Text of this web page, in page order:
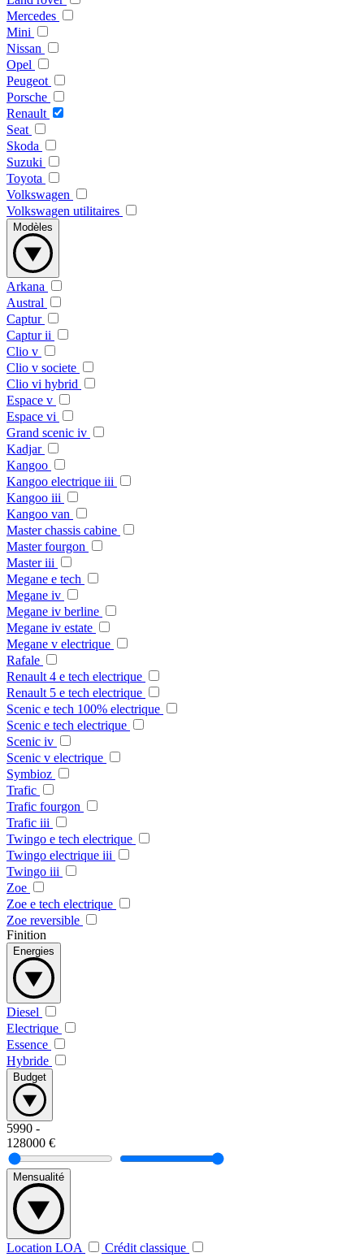
Mercedes
Mini
Nissan
Opel
Peugeot
Porsche
Renault
Seat
Skoda
Suzuki
Toyota
Volkswagen
Volkswagen utilitaires
Modèles
Arkana
Austral
Captur
Captur ii
Clio v
Clio v societe
Clio vi hybrid
Espace v
Espace vi
Grand scenic iv
Kadjar
Kangoo
Kangoo electrique iii
Kangoo iii
Kangoo van
Master chassis cabine
Master fourgon
Master iii
Megane e tech
Megane iv
Megane iv berline
Megane iv estate
Megane v electrique
Rafale
Renault 4 e tech electrique
Renault 5 e tech electrique
Scenic e tech 100% electrique
Scenic e tech electrique
Scenic iv
Scenic v electrique
Symbioz
Trafic
Trafic fourgon
Trafic iii
Twingo e tech electrique
Twingo electrique iii
Twingo iii
Zoe
Zoe e tech electrique
Zoe reversible
Finition
Energies
Diesel
Electrique
Essence
Hybride
Budget
5990 -
128000 €
Mensualité
Location LOA
Crédit classique